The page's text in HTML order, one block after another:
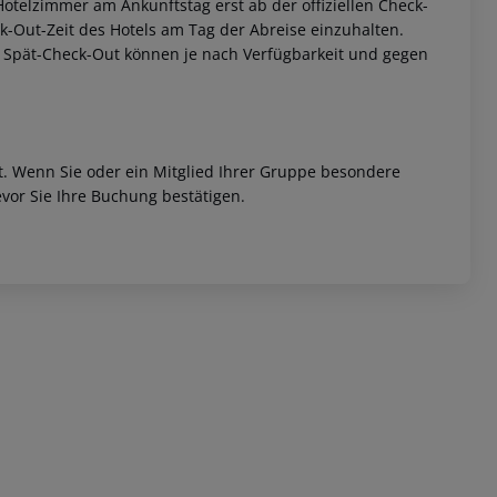
am Ankunftstag erst ab der offiziellen Check-
Out-Zeit des Hotels am Tag der Abreise einzuhalten.
Check-Out können je nach Verfügbarkeit und gegen
Sie oder ein Mitglied Ihrer Gruppe besondere
Sie Ihre Buchung bestätigen.